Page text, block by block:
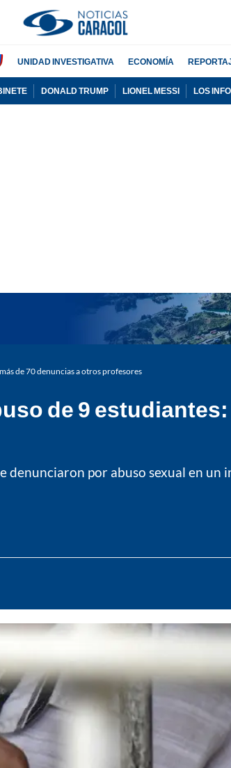
UNIDAD INVESTIGATIVA ECONOMÍA
DONALD TRUMP LIONEL MESSI LOS
de 70 denuncias a otros profesores
de 9 estudiantes:
denunciaron por abuso sexual en